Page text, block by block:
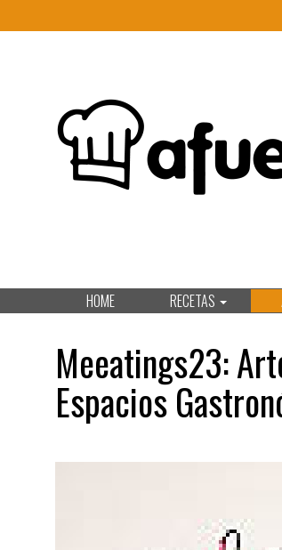
HOME RECETAS
Meeatings23:
Espacios